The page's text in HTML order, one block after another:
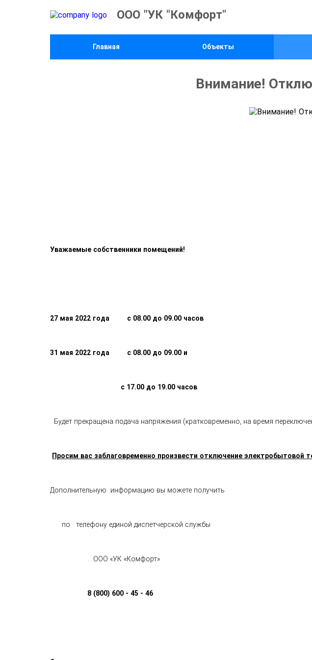
ООО "УК "Комфорт"
Главная Объекты
Внимание!
Уважаемые собственники помещений!
27 мая 2022 года с 08.00 до 09.00 часов
31 мая 2022 года с 08.00 до 09.00 и
с 17.00 до 19.00 часов
Будет прекращена подача напряжения (кратковременно, на время
Просим вас заблаговременно произвести отключение электробытовой
Дополнительную  информацию вы можете получить
по   телефону единой диспетчерской службы
ООО «УК «Комфорт»
8 (800) 600 - 45 - 46